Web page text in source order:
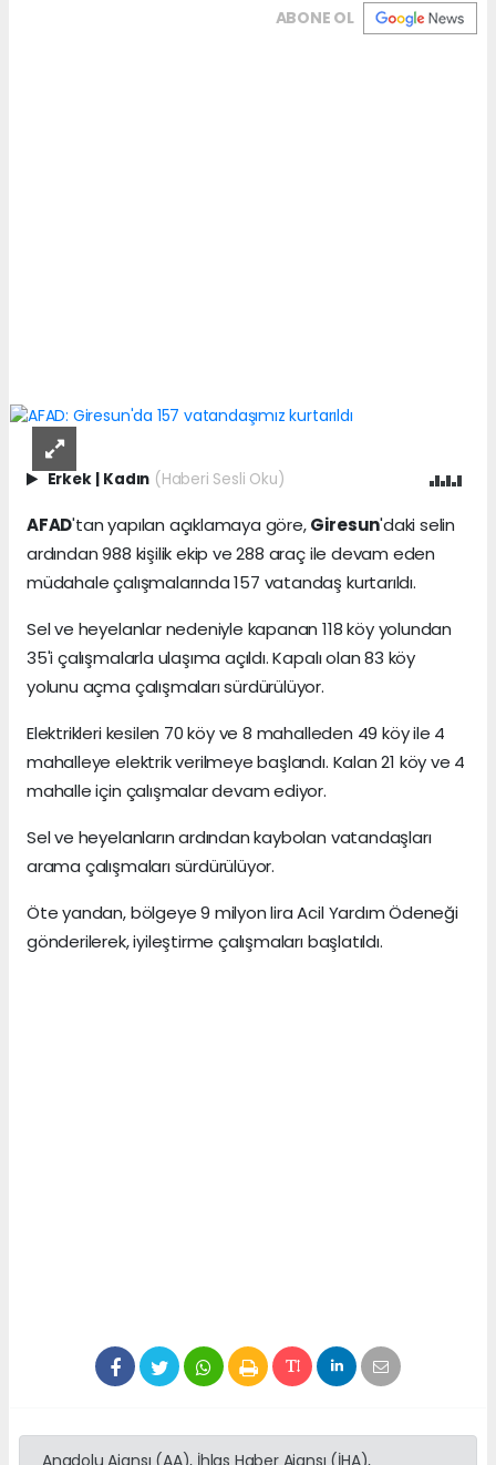
ABONE OL
Erkek Kadın (Haberi Sesli Oku)
AFAD'tan yapılan açıklamaya göre,Giresun'daki selin
ardından 988 kişilik ekip ve 288 araç ile devam eden
müdahale çalışmalarında 157 vatandaş kurtarıldı.
Sel ve heyelanlar nedeniyle kapanan 118 köy yolundan
35'i çalışmalarla ulaşıma açıldı. Kapalı olan 83 köy
yolunu açma çalışmaları sürdürülüyor.
Elektrikleri kesilen 70 köy ve 8 mahalleden 49 köy ile 4
mahalleye elektrik verilmeye başlandı. Kalan 21 köy ve 4
mahalle için çalışmalar devam ediyor.
Sel ve heyelanların ardından kaybolan vatandaşları
arama çalışmaları sürdürülüyor.
Öte yandan, bölgeye 9 milyon lira Acil Yardım Ödeneği
gönderilerek, iyileştirme çalışmaları başlatıldı.